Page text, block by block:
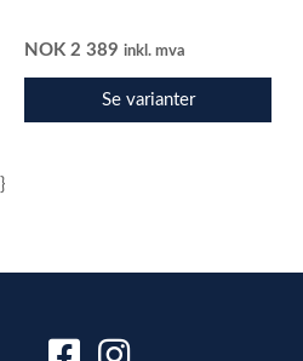
NOK 2 389 inkl. mva
Se varianter
}